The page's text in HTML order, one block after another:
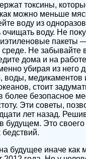
токсины,
можно меньше
воду из
воду. Не
пакеты
Не забывайте
дома и на
убирая из него
воды,
стоит
более безопасное
Эти советы,
лет назад.
будущем. Это
бедствий.
будущее иначе как